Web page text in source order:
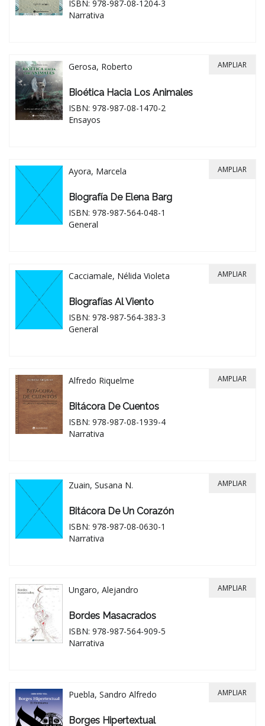
ISBN: 978-987-08-1204-3
Narrativa
Gerosa, Roberto
Bioética Hacia Los Animales
ISBN: 978-987-08-1470-2
Ensayos
AMPLIAR
Ayora, Marcela
Biografía De Elena Barg
ISBN: 978-987-564-048-1
General
AMPLIAR
Cacciamale, Nélida Violeta
Biografías Al Viento
ISBN: 978-987-564-383-3
General
AMPLIAR
Alfredo Riquelme
Bitácora De Cuentos
ISBN: 978-987-08-1939-4
Narrativa
AMPLIAR
Zuain, Susana N.
Bitácora De Un Corazón
ISBN: 978-987-08-0630-1
Narrativa
AMPLIAR
Ungaro, Alejandro
Bordes Masacrados
ISBN: 978-987-564-909-5
Narrativa
AMPLIAR
Puebla, Sandro Alfredo
Borges Hipertextual
AMPLIAR